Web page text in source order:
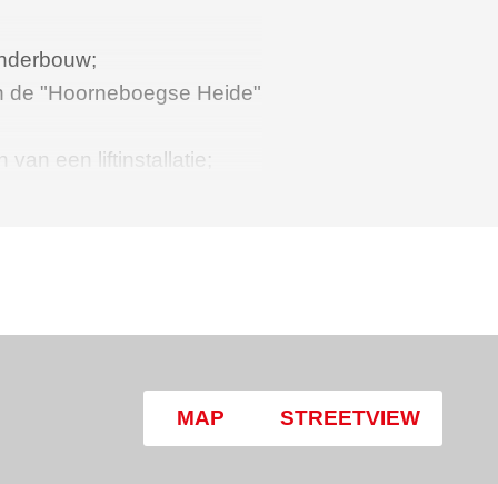
de "Hoorneboegse Heide"
van een liftinstallatie;
M nummer 3297 A-24
MAP STREETVIEW